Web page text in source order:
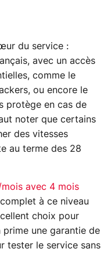
du service :
avec un accès
comme le
ou encore le
protège en cas de
noter que certains
des vitesses
au terme des 28
avec 4 mois
à ce niveau
choix pour
prime une garantie de
tester le service sans